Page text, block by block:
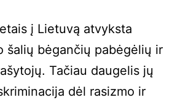
į Lietuvą atvyksta
šalių bėgančių pabėgėlių ir
Tačiau daugelis jų
dėl rasizmo ir